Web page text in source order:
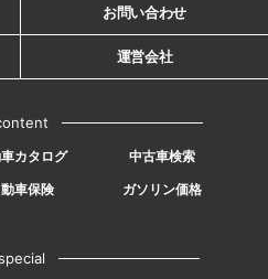
お問い合わせ
運営会社
カタログ
中古車検索
車保険 ガソリン価格